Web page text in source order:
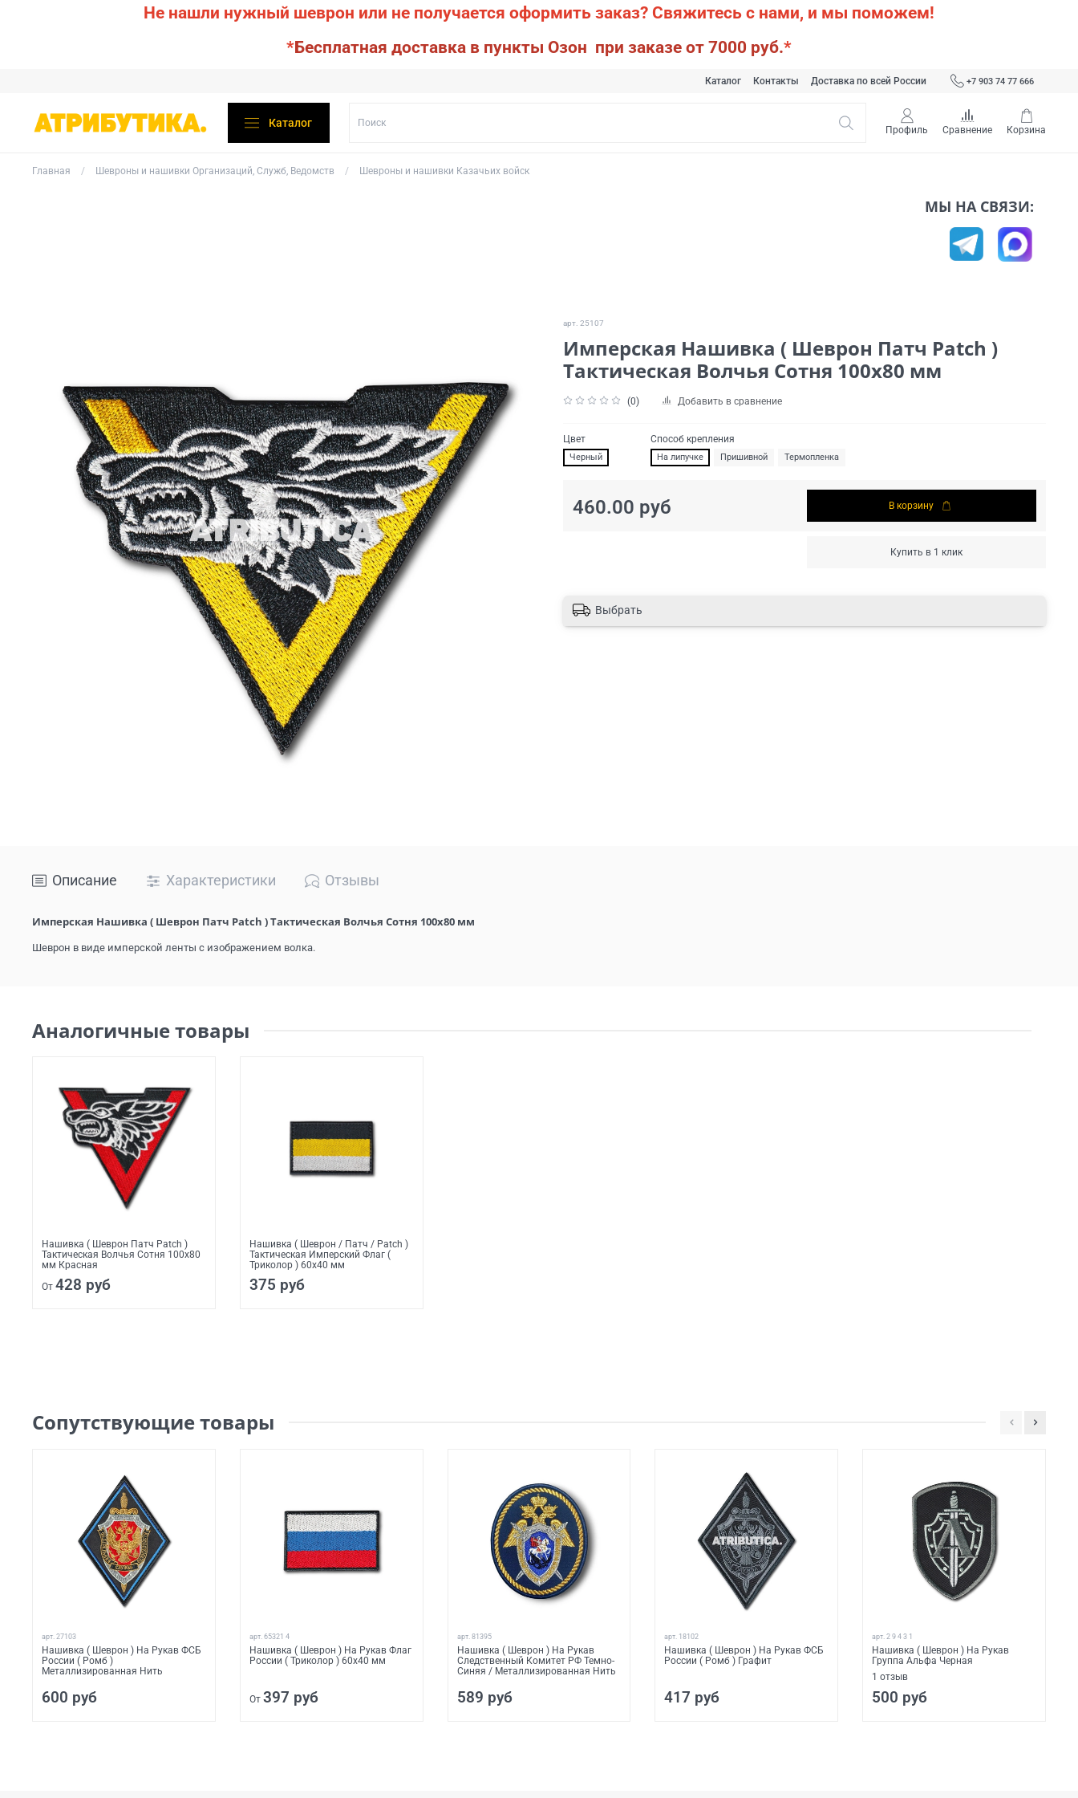
Не нашли нужный шеврон или не получается оформить заказ? Свяжитесь с нами, и мы поможем!
*Бесплатная доставка в пункты Озон при заказе от 7000 руб.*
Каталог Контакты Доставка по всей России +7 903 74 77 666
Каталог
Профиль Сравнение Корзина
Главная Шевроны и нашивки Организаций, Служб, Ведомств Шевроны и нашивки Казачьих войск
МЫ НА СВЯЗИ:
арт. 25107
Имперская Нашивка ( Шеврон Патч Patch )
Тактическая Волчья Сотня 100х80 мм
(0) Добавить в сравнение
Цвет
Черный
Способ крепления
На липучке Пришивной Термопленка
460.00 руб В корзину
Купить в 1 клик
Выбрать
Описание Характеристики Отзывы
Имперская Нашивка ( Шеврон Патч Patch ) Тактическая Волчья Сотня 100х80 мм
Шеврон в виде имперской ленты с изображением волка.
Аналогичные товары
Нашивка ( Шеврон Патч Patch )
Тактическая Волчья Сотня 100х80
мм Красная
От 428 руб
Нашивка ( Шеврон / Патч / Patch )
Тактическая Имперский Флаг (
Триколор ) 60х40 мм
375 руб
Сопутствующие товары
арт. 27103
Нашивка ( Шеврон ) На Рукав ФСБ
России ( Ромб )
Металлизированная Нить
600 руб
арт. 65321 4
Нашивка ( Шеврон ) На Рукав Флаг
России ( Триколор ) 60х40 мм
От 397 руб
арт. 81395
Нашивка ( Шеврон ) На Рукав
Следственный Комитет РФ Темно-
Синяя / Металлизированная Нить
589 руб
арт. 18102
Нашивка ( Шеврон ) На Рукав ФСБ
России ( Ромб ) Графит
417 руб
арт.2 9 4 3 1
Нашивка ( Шеврон ) На Рукав
Группа Альфа Черная
1 отзыв
500 руб